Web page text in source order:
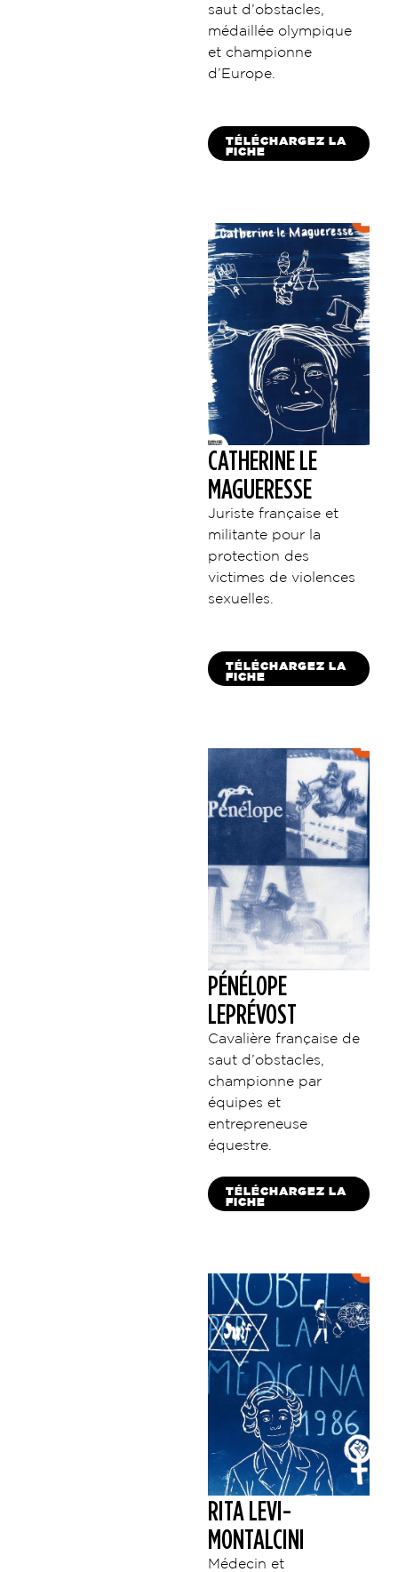
saut d’obstacles,
médaillée olympique
et championne
d’Europe.
TÉLÉCHARGEZ LA
FICHE
CATHERINE LE
MAGUERESSE
Juriste française et
militante pour la
protection des
victimes de violences
sexuelles.
TÉLÉCHARGEZ LA
FICHE
PÉNÉLOPE
LEPRÉVOST
Cavalière française de
saut d’obstacles,
championne par
équipes et
entrepreneuse
équestre.
TÉLÉCHARGEZ LA
FICHE
RITA LEVI-
MONTALCINI
Médecin et